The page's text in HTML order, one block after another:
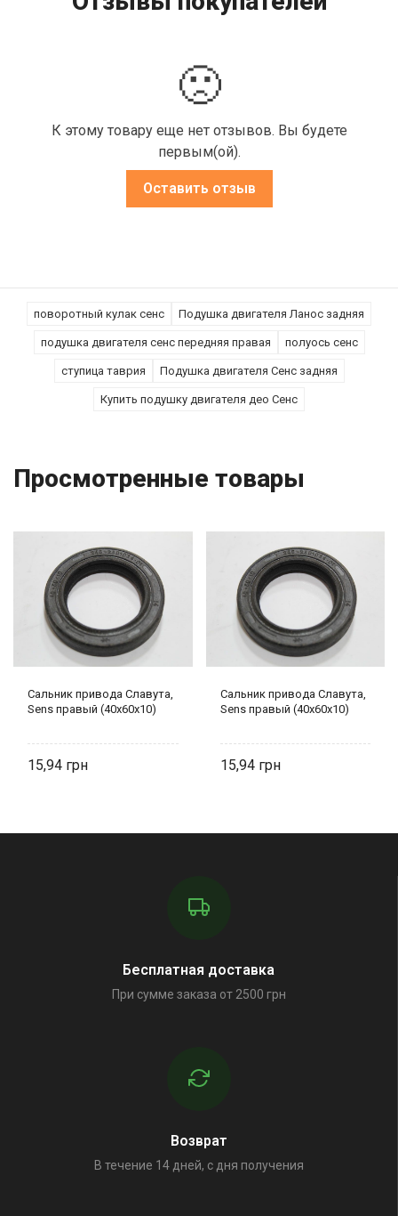
🙁
К этому товару еще нет отзывов. Вы будете
первым(ой).
Оставить отзыв
поворотный кулак сенс Подушка двигателя Ланос задняя
подушка двигателя сенс передняя правая полуось сенс
ступица таврия Подушка двигателя Сенс задняя
Купить подушку двигателя део Сенс
Просмотренные товары
Сальник привода Славута,
Sens правый (40х60х10)
15,94
Сальник привода Славута,
Sens правый (40х60х10)
15,94
Бесплатная доставка
При сумме заказа от 2500 грн
Возврат
В течение 14 дней, с дня получения